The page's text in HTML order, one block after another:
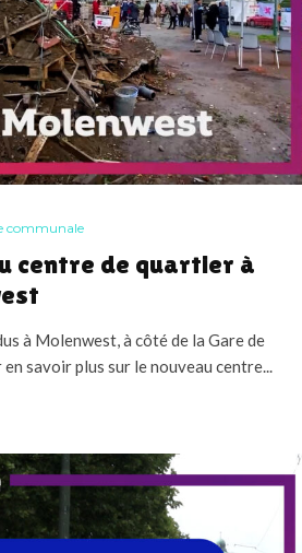
communale
centre de quartier à
à Molenwest, à côté de la Gare de
en savoir plus sur le nouveau centre...